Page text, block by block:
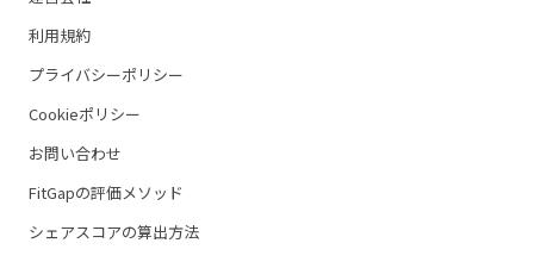
利用規約
プライバシーポリシー
Cookieポリシー
お問い合わせ
FitGapの評価メソッド
シェアスコアの算出方法